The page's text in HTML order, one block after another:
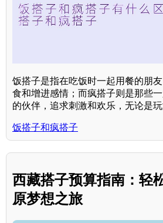
饭搭子是指在吃饭时一起用餐的朋
食和增进感情；而疯搭子则是那些
的伙伴，追求刺激和欢乐，无论是玩
饭搭子和疯搭子
西藏搭子预算指南：轻
原梦想之旅